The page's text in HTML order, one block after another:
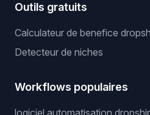
Outils gratuits
Calculateur de benefice
Detecteur de niches
Workflows populaires
logiciel automatisation